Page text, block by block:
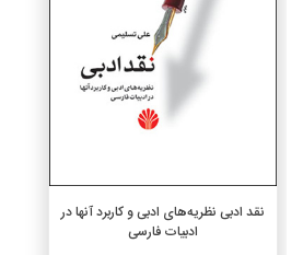
افزودن به سبد خرید
نقد ادبی نظریه‌های ادبی و کاربرد آنها در
ادبیات فارسی